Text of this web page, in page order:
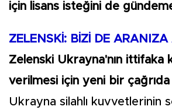
için lisans isteğini de
ZELENSKİ: BİZİ DE ARANIZA
Zelenski Ukrayna'nın ittifaka
verilmesi için yeni bir
Ukrayna silahlı kuvvetlerinin